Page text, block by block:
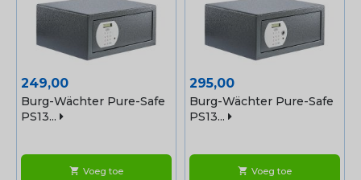
Prijs
249,00
Burg-Wächter Pure-Safe
PS13...
shopping_cart Voeg toe
Prijs
295,00
Burg-Wächter Pure-Safe
PS13...
shopping_cart Voeg toe